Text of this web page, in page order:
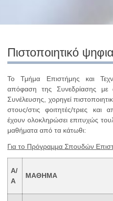
Πιστοποιητικό
Το Τμήμα Επιστήμης και
απόφαση της Συνεδρίασης με
Συνέλευσης,
χορηγεί
στους/στις φοιτητές/τριες
έχουν ολοκληρώσει επιτυχώς
μαθήματα από τα κάτωθι:
Για το Πρόγραμμα Σπουδών
Α/
Α
ΜΑΘΗΜΑ